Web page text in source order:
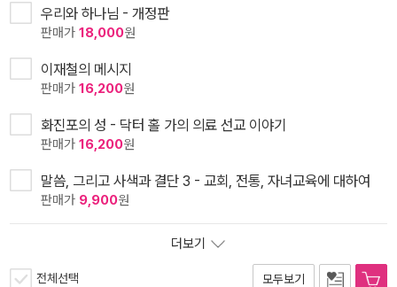
우리와 하나님 - 개정판
판매가 18,000원
이재철의 메시지
판매가 16,200원
화진포의 성 - 닥터 홀 가의 의료 선교 이야기
판매가 16,200원
말씀, 그리고 사색과 결단 3 - 교회, 전통, 자녀교육에 대하여
판매가 9,900원
더보기
전체선택 모두보기